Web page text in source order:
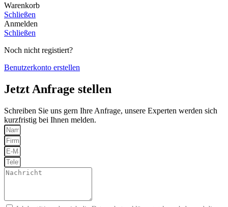
Warenkorb
Schließen
Anmelden
Schließen
Noch nicht registiert?
Benutzerkonto erstellen
Jetzt Anfrage stellen
Schreiben Sie uns gern Ihre Anfrage, unsere Experten werden sich
kurzfristig bei Ihnen melden.